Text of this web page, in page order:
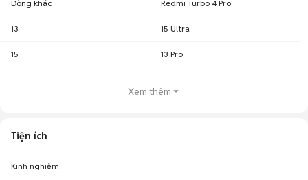
Dòng khác Redmi Turbo 4 Pro
13 15 Ultra
15 13 Pro
Xem thêm
Tiện ích
Kinh nghiệm